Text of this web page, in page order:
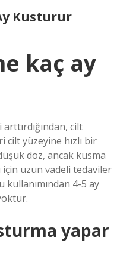
Kusturur
kaç ay
cilt
cilt yüzeyine hızlı bir
doz, ancak kusma
için uzun vadeli tedaviler
4-5 ay
yapar